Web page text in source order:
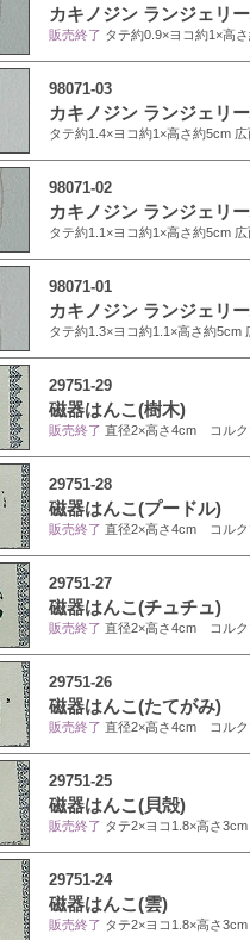
カキノジン ランジェリ
販売終了 タテ約0.9×ヨコ約1×高
98071-03
カキノジン ランジェリ
タテ約1.4×ヨコ約1×高さ約5cm
98071-02
カキノジン ランジェリ
タテ約1.1×ヨコ約1×高さ約5cm
98071-01
カキノジン ランジェリ
タテ約1.3×ヨコ約1.1×高さ約5cm
29751-29
磁器はんこ(樹木)
販売終了 直径2×高さ4cm コルク
29751-28
磁器はんこ(プードル)
販売終了 直径2×高さ4cm コルク
29751-27
磁器はんこ(チュチュ)
販売終了 直径2×高さ4cm コルク
29751-26
磁器はんこ(たてがみ)
販売終了 直径2×高さ4cm コルク
29751-25
磁器はんこ(貝殻)
販売終了 タテ2×ヨコ1.8×高さ
29751-24
磁器はんこ(雲)
販売終了 タテ2×ヨコ1.8×高さ